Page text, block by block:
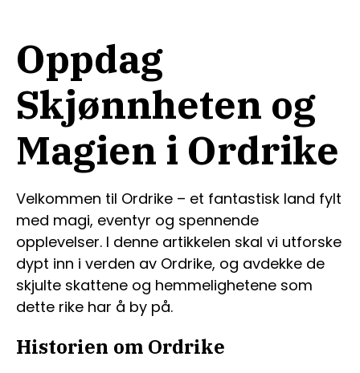
Oppdag
Skjønnheten og
Magien i Ordrike
Velkommen til Ordrike – et fantastisk land fylt
med magi, eventyr og spennende
opplevelser. I denne artikkelen skal vi utforske
dypt inn i verden av Ordrike, og avdekke de
skjulte skattene og hemmelighetene som
dette rike har å by på.
Historien om Ordrike